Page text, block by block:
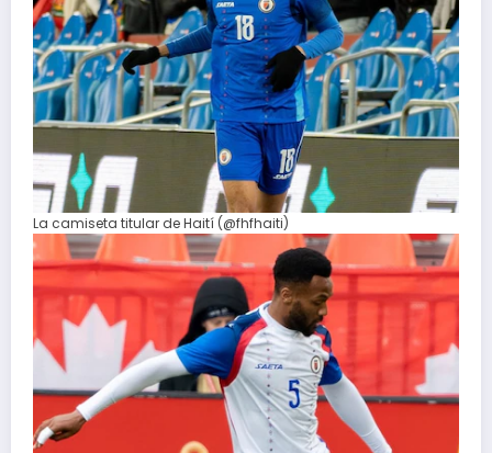
La camiseta titular de Haití (@fhfhaiti)